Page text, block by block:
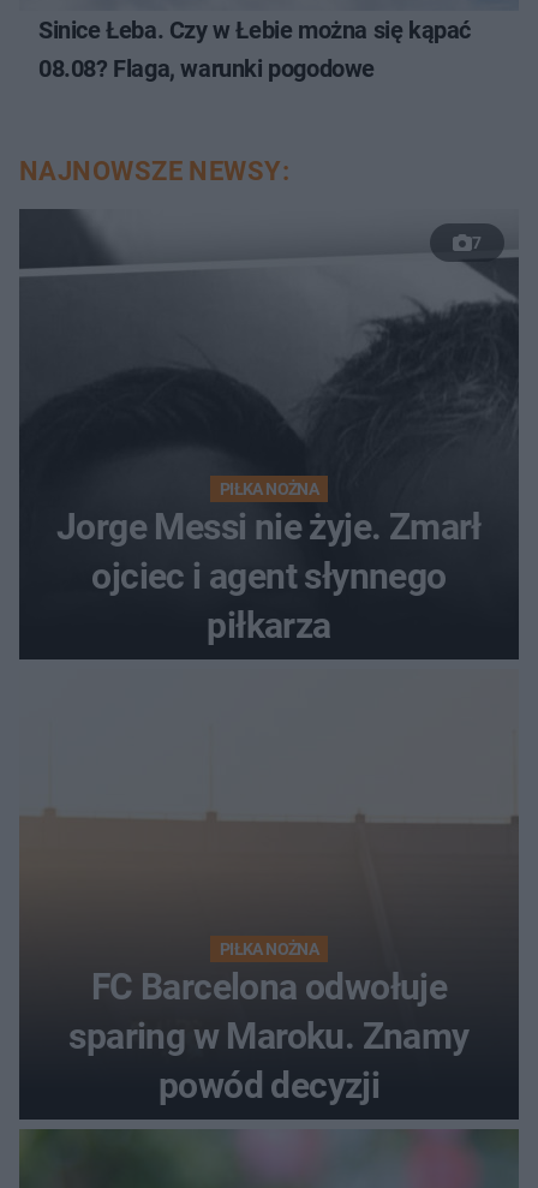
Sinice Łeba. Czy w Łebie można się kąpać
08.08? Flaga, warunki pogodowe
NAJNOWSZE NEWSY:
7
PIŁKA NOŻNA
Jorge Messi nie żyje. Zmarł
ojciec i agent słynnego
piłkarza
PIŁKA NOŻNA
FC Barcelona odwołuje
sparing w Maroku. Znamy
powód decyzji